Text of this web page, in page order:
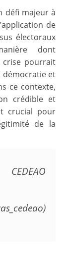
défi majeur à
de
électoraux
dont
crise pourrait
démocratie et
ce contexte,
crédible et
crucial pour
de la